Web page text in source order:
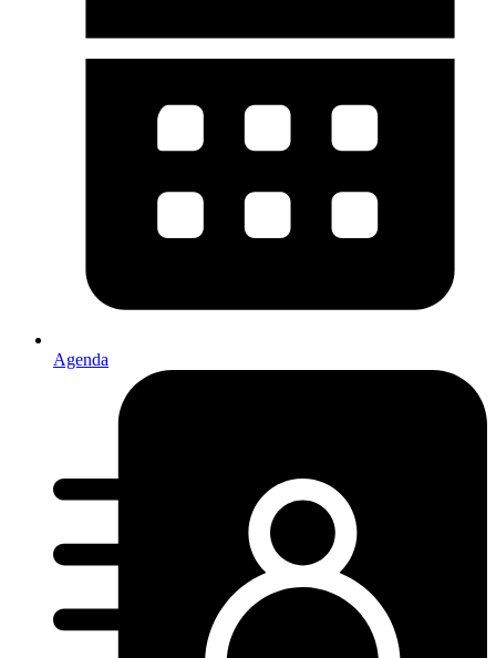
Agenda